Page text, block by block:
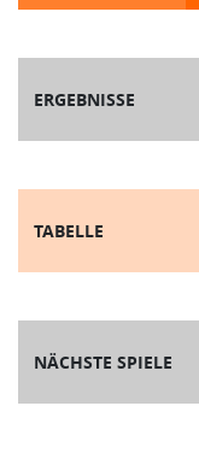
ERGEBNISSE
TABELLE
NÄCHSTE SPIELE